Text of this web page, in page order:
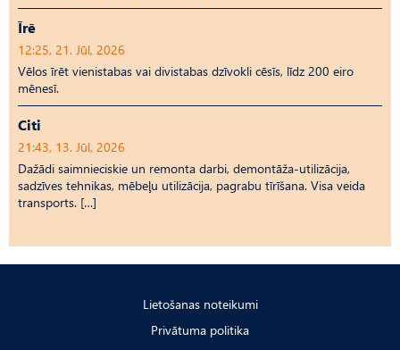
Īrē
12:25, 21. Jūl, 2026
Vēlos īrēt vienistabas vai divistabas dzīvokli cēsīs, līdz 200 eiro
mēnesī.
Citi
21:43, 13. Jūl, 2026
Dažādi saimnieciskie un remonta darbi, demontāža-utilizācija,
sadzīves tehnikas, mēbeļu utilizācija, pagrabu tīrīšana. Visa veida
transports. […]
Lietošanas noteikumi
Privātuma politika